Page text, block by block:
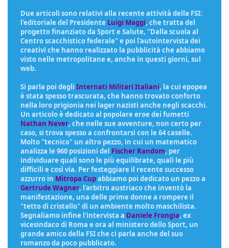
Due articoli sono relativi alla recente attività della FSI:
l'editoriale del Presidente Luigi Maggi, che tratta del
progetto finanziato da Sport e Salute, "Dalla scuola al
Centro scacchistico federale" e poi l'autointervista dei
creativi che hanno realizzato la pubblicità che abbiamo
visto nelle metropolitane e, anche in questi giorni, sul
web.
Si parla poi degli Internati Militari Italiani, la cui epopea
è stata spesso trascurata, che hanno trovato conforto
nella loro prigionia nei lager nazisti anche negli scacchi.
Un articolo è dedicato al popolare eroe dei fumetti
Nathan Never, che nelle sue avventure, non certo per
caso, si trova spesso a confrontarsi con le 64 caselle.
Molto "tecnico" un altro pezzo, in cui un matematico
analizza le 960 posizioni del Fischer Random, per
individuare quali sono le più equilibrate, quali le più
difficili e così via. Per festeggiare il recente successo
azzurro in Mitropa Cupabbiamo poi dedicato un pezzo a
Gertrude Wagner, l'arbitro austriaco che inventò la
manifestazione, una delle prime donne a rompere il
"tetto di cristallo" di un ambiente molto maschilista.
Segnaliamo infine l'intervista a Daniele Frongia, ex
vicesindaco di Roma e ora al ministero dello Sport, un
grande amico della FSI che ci parla anche del suo
romanzo da poco pubblicato.